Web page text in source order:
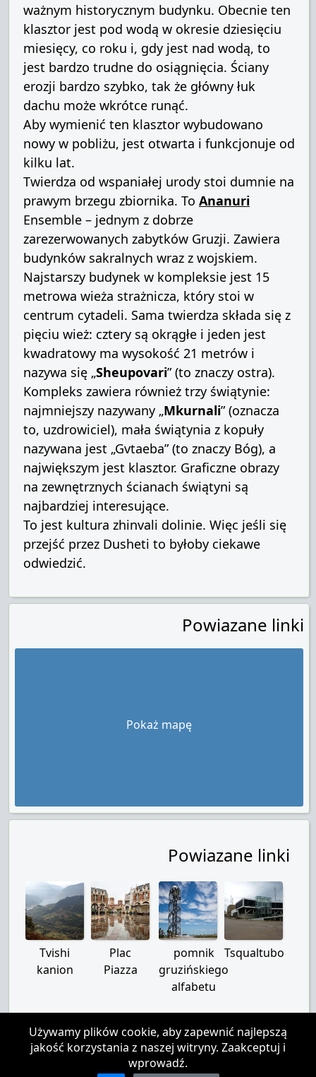
ważnym historycznym budynku. Obecnie ten
klasztor jest pod wodą w okresie dziesięciu
miesięcy, co roku i, gdy jest nad wodą, to
jest bardzo trudne do osiągnięcia. Ściany
erozji bardzo szybko, tak że główny łuk
dachu może wkrótce runąć.
Aby wymienić ten klasztor wybudowano
nowy w pobliżu, jest otwarta i funkcjonuje od
kilku lat.
Twierdza od wspaniałej urody stoi dumnie na
prawym brzegu zbiornika. To Ananuri
Ensemble – jednym z dobrze
zarezerwowanych zabytków Gruzji. Zawiera
budynków sakralnych wraz z wojskiem.
Najstarszy budynek w kompleksie jest 15
metrowa wieża strażnicza, który stoi w
centrum cytadeli. Sama twierdza składa się z
pięciu wież: cztery są okrągłe i jeden jest
kwadratowy ma wysokość 21 metrów i
nazywa się „Sheupovari” (to znaczy ostra).
Kompleks zawiera również trzy świątynie:
najmniejszy nazywany „Mkurnali” (oznacza
to, uzdrowiciel), mała świątynia z kopuły
nazywana jest „Gvtaeba” (to znaczy Bóg), a
największym jest klasztor. Graficzne obrazy
na zewnętrznych ścianach świątyni są
najbardziej interesujące.
To jest kultura zhinvali dolinie. Więc jeśli się
przejść przez Dusheti to byłoby ciekawe
odwiedzić.
Powiazane linki
Pokaż mapę
Powiazane linki
Tvishi
kanion
Plac
Piazza
pomnik
gruzińskiego
alfabetu
Tsqualtubo
O nas|Łączność |Zrzeczenie się
Podczas korzystania z dowolnych treści na stronie docelowa strona powinna zawierać link do strony
głównej airgeo.org, autorstwo powinno być zastrzeżone.
Używamy plików cookie, aby zapewnić najlepszą
jakość korzystania z naszej witryny. Zaakceptuj i
wprowadź.